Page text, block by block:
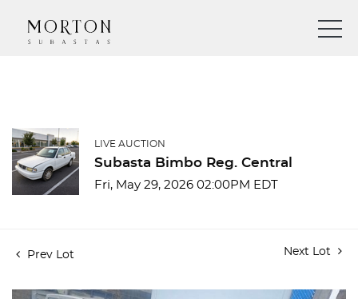
LIVE AUCTION
Subasta Bimbo Reg. Central
Fri, May 29, 2026 02:00PM EDT
Prev Lot Next Lot